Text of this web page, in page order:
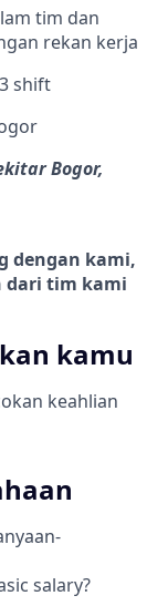
tim dan
rekan kerja
shift
Bogor,
dengan kami,
dari tim kami
kamu
keahlian
salary?